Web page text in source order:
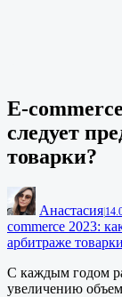
E-
следует
товарки?
Анастасия
commerce 2023:
арбитраже
С каждым годом
увеличению